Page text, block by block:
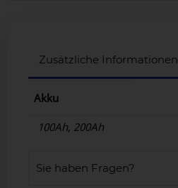
Zusätzliche Informationen
Akku
100Ah, 200Ah
Sie haben Fragen?